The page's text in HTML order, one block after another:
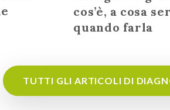
cos’è, a cosa
quando farla
TUTTI GLI ARTICOLI DI